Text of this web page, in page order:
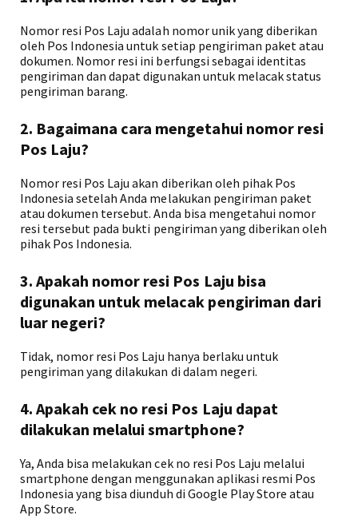
Nomor resi Pos Laju adalah nomor unik yang diberikan
oleh Pos Indonesia untuk setiap pengiriman paket atau
dokumen. Nomor resi ini berfungsi sebagai identitas
pengiriman dan dapat digunakan untuk melacak status
pengiriman barang.
2. Bagaimana cara mengetahui nomor resi
Pos Laju?
Nomor resi Pos Laju akan diberikan oleh pihak Pos
Indonesia setelah Anda melakukan pengiriman paket
atau dokumen tersebut. Anda bisa mengetahui nomor
resi tersebut pada bukti pengiriman yang diberikan oleh
pihak Pos Indonesia.
3. Apakah nomor resi Pos Laju bisa
digunakan untuk melacak pengiriman dari
luar negeri?
Tidak, nomor resi Pos Laju hanya berlaku untuk
pengiriman yang dilakukan di dalam negeri.
4. Apakah cek no resi Pos Laju dapat
dilakukan melalui smartphone?
Ya, Anda bisa melakukan cek no resi Pos Laju melalui
smartphone dengan menggunakan aplikasi resmi Pos
Indonesia yang bisa diunduh di Google Play Store atau
App Store.